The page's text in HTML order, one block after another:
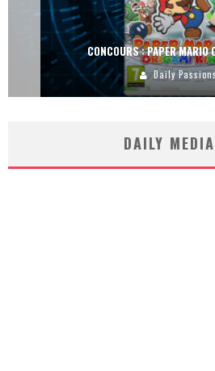
CONCOURS : PAPER MARIO
Daily
DAILY